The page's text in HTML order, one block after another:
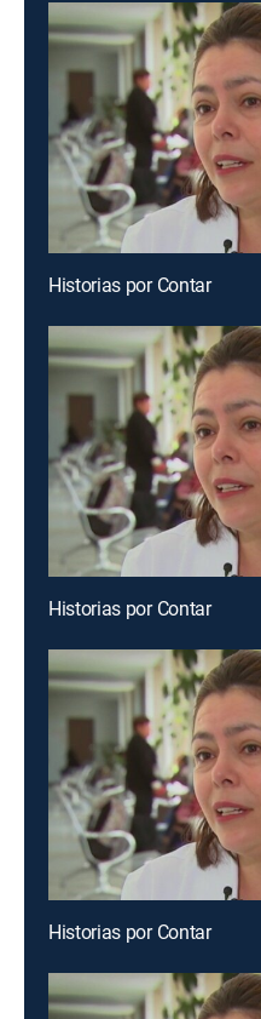
Historias por Contar
Historias por Contar
Historias por Contar